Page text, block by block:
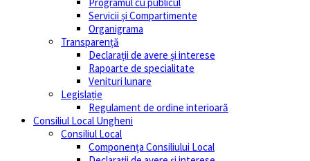
Servicii și Compartimente
Organigrama
Transparență
Declarații de avere și interese
Rapoarte de specialitate
Venituri lunare
Legislație
Regulament de ordine interioară
Consiliul Local Ungheni
Consiliul Local
Componența Consiliului Local